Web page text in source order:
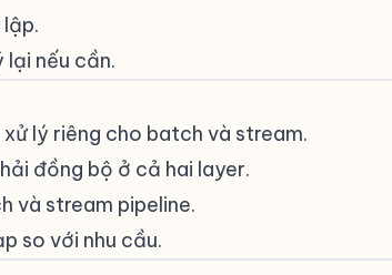
lại nếu cần.
lý riêng cho batch và stream.
đồng bộ ở cả hai layer.
và stream pipeline.
so với nhu cầu.